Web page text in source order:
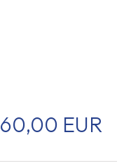
60,00 EUR